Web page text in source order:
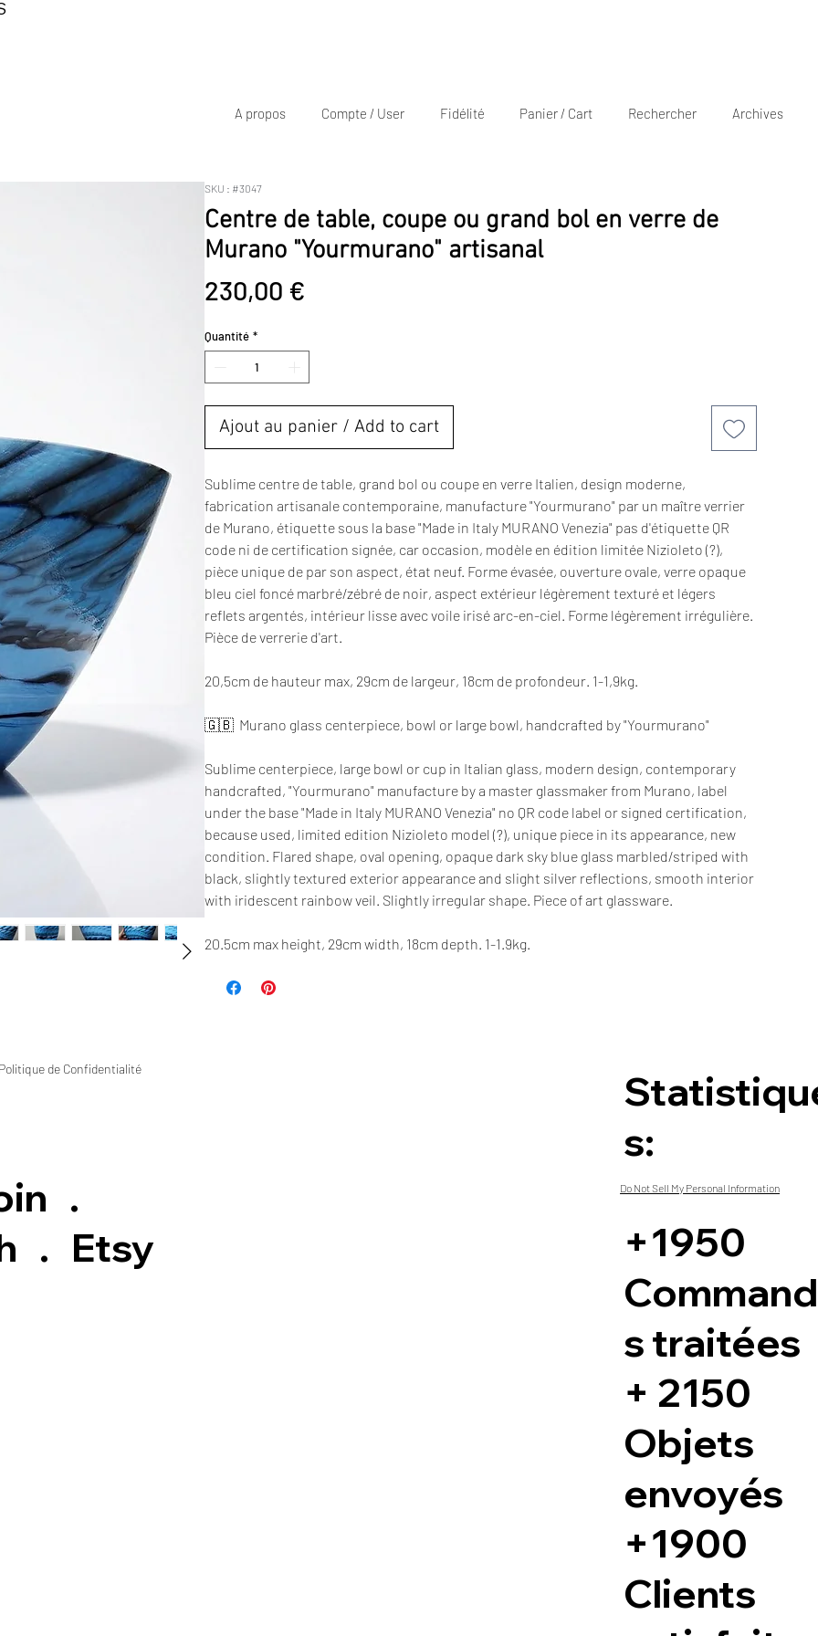
A propos Compte / User Fidélité Panier / Cart Rechercher Archives
SKU : #3047
Centre de table, coupe ou grand bol en verre de
Murano "Yourmurano" artisanal
230,00 €
Quantité *
Ajout au panier / Add to cart
Sublime centre de table, grand bol ou coupe en verre Italien, design moderne,
fabrication artisanale contemporaine, manufacture "Yourmurano" par un maître verrier
de Murano, étiquette sous la base "Made in Italy MURANO Venezia" pas d'étiquette QR
code ni de certification signée, car occasion, modèle en édition limitée Nizioleto (?),
pièce unique de par son aspect, état neuf. Forme évasée, ouverture ovale, verre opaque
bleu ciel foncé marbré/zébré de noir, aspect extérieur légèrement texturé et légers
reflets argentés, intérieur lisse avec voile irisé arc-en-ciel. Forme légèrement irrégulière.
Pièce de verrerie d'art.
20,5cm de hauteur max, 29cm de largeur, 18cm de profondeur. 1-1,9kg.
🇬🇧 Murano glass centerpiece, bowl or large bowl, handcrafted by "Yourmurano"
Sublime centerpiece, large bowl or cup in Italian glass, modern design, contemporary
handcrafted, "Yourmurano" manufacture by a master glassmaker from Murano, label
under the base "Made in Italy MURANO Venezia" no QR code label or signed certification,
because used, limited edition Nizioleto model (?), unique piece in its appearance, new
condition. Flared shape, oval opening, opaque dark sky blue glass marbled/striped with
black, slightly textured exterior appearance and slight silver reflections, smooth interior
with iridescent rainbow veil. Slightly irregular shape. Piece of art glassware.
20.5cm max height, 29cm width, 18cm depth. 1-1.9kg.
Politique de Confidentialité
.
. Etsy
s:
+1950
s traitées
+ 2150
Objets
envoyés
+1900
Clients
Do Not Sell My Personal Information